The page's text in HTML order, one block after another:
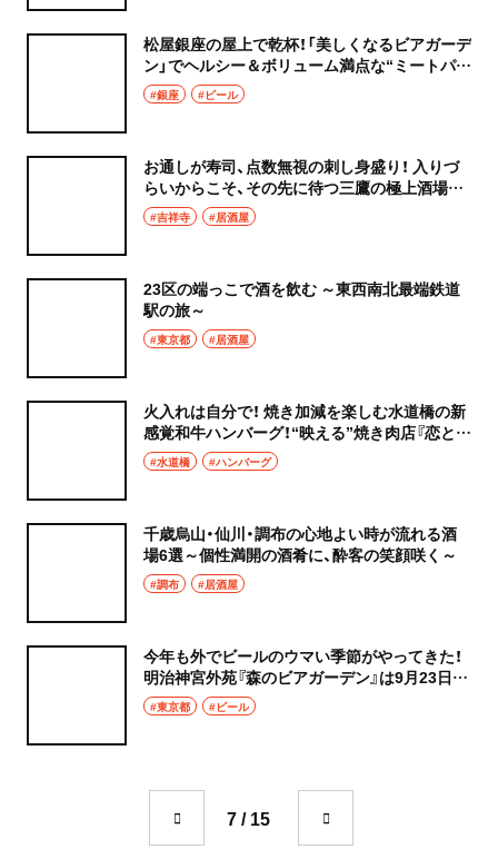
松屋銀座の屋上で乾杯！「美しくなるビアガーデ
ン」でヘルシー＆ボリューム満点な“ミートパラ
ダイス”を楽しもう！
#銀座 #ビール
お通しが寿司、点数無視の刺し身盛り！ 入りづ
らいからこそ、その先に待つ三鷹の極上酒場
『むさしの弁慶』
#吉祥寺 #居酒屋
23区の端っこで酒を飲む ～東西南北最端鉄道
駅の旅～
#東京都 #居酒屋
火入れは自分で！ 焼き加減を楽しむ水道橋の新
感覚和牛ハンバーグ！“映える”焼き肉店『恋と、
焼肉。』
#水道橋 #ハンバーグ
千歳烏山・仙川・調布の心地よい時が流れる酒
場6選～個性満開の酒肴に、酔客の笑顔咲く～
#調布 #居酒屋
今年も外でビールのウマい季節がやってきた！
明治神宮外苑『森のビアガーデン』は9月23日ま
で#東京都 #ビール
7 / 15